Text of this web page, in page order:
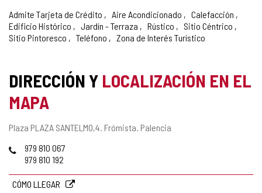
Admite Tarjeta de Crédito Aire Acondicionado
Calefacción
Edificio Histórico
Jardín - Terraza Rústico
Sitio Céntrico
Sitio Pintoresco
Teléfono Zona de Interés Turístico
DIRECCIÓN Y LOCALIZACIÓN EN EL
MAPA
Dirección
Plaza PLAZA SANTELMO,4. Frómista. Palencia
Teléfonos
979 810 067
979 810 192
CÓMO LLEGAR